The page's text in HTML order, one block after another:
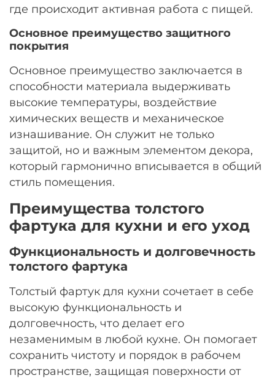
где происходит активная работа с пищей.
Основное преимущество защитного
покрытия
Основное преимущество заключается в
способности материала выдерживать
высокие температуры, воздействие
химических веществ и механическое
изнашивание. Он служит не только
защитой, но и важным элементом декора,
который гармонично вписывается в общий
стиль помещения.
Преимущества толстого
фартука для кухни и его уход
Функциональность и долговечность
толстого фартука
Толстый фартук для кухни сочетает в себе
высокую функциональность и
долговечность, что делает его
незаменимым в любой кухне. Он помогает
сохранить чистоту и порядок в рабочем
пространстве, защищая поверхности от